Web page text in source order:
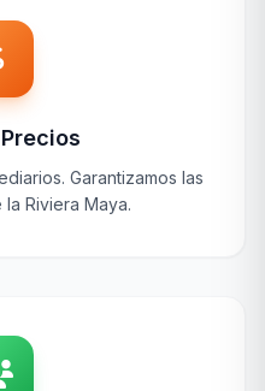
Garantizamos las
Riviera Maya.